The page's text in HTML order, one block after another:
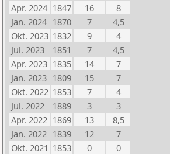
Apr. 2024 1847 16
8
Jan. 2024 1870 7
4,5
Okt. 2023 1832 9
4
Jul. 2023
1851 7
4,5
Apr. 2023 1835 14
7
Jan. 2023 1809 15
7
Okt. 2022 1853 7
4
Jul. 2022
1889 3
3
Apr. 2022 1869 13
8,5
Jan. 2022 1839 12
7
Okt. 2021 1853 0
0